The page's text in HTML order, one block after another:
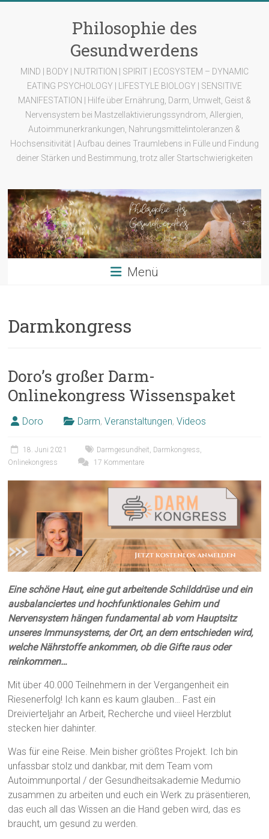
Philosophie des
Gesundwerdens
MIND | BODY | NUTRITION | SPIRIT | ECOSYSTEM – DYNAMIC
EATING PSYCHOLOGY | LIFESTYLE BIOLOGY | SENSITIVE
MANIFESTATION | Hilfe über Ernährung, Darm, Umwelt, Geist &
Nervensystem bei Mastzellaktivierungssyndrom, Allergien,
Autoimmunerkrankungen, Nahrungsmittelintoleranzen &
Hochsensitivität | Aufbau deines Traumlebens in Fülle und Findung
deiner Stärken und Bestimmung, trotz aller Startschwierigkeiten
Menü
Darmkongress
Doro’s großer Darm-
Onlinekongress Wissenspaket
Doro Darm,Veranstaltungen,Videos
18. Juni 2021 Darmgesundheit, Darmkongress,
Onlinekongress
17 Kommentare
Eine schöne Haut, eine gut arbeitende Schilddrüse und ein
ausbalanciertes und hochfunktionales Gehirn und
Nervensystem hängen fundamental ab vom Hauptsitz
unseres Immunsystems, der Ort, an dem entschieden wird,
welche Nährstoffe ankommen, ob die Gifte raus oder
reinkommen…
Mit über 40.000 Teilnehmern in der Vergangenheit ein
Riesenerfolg! Ich kann es kaum glauben… Fast ein
Dreivierteljahr an Arbeit, Recherche und viieel Herzblut
stecken hier dahinter.
Was für eine Reise. Mein bisher größtes Projekt. Ich bin
unfassbar stolz und dankbar, mit dem Team vom
Autoimmunportal / der Gesundheitsakademie Medumio
zusammen zu arbeiten und euch ein Werk zu präsentieren,
das euch all das Wissen an die Hand geben wird, das es
braucht, um gesund zu werden.